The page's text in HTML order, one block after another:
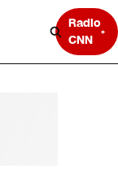
Radio
CNN